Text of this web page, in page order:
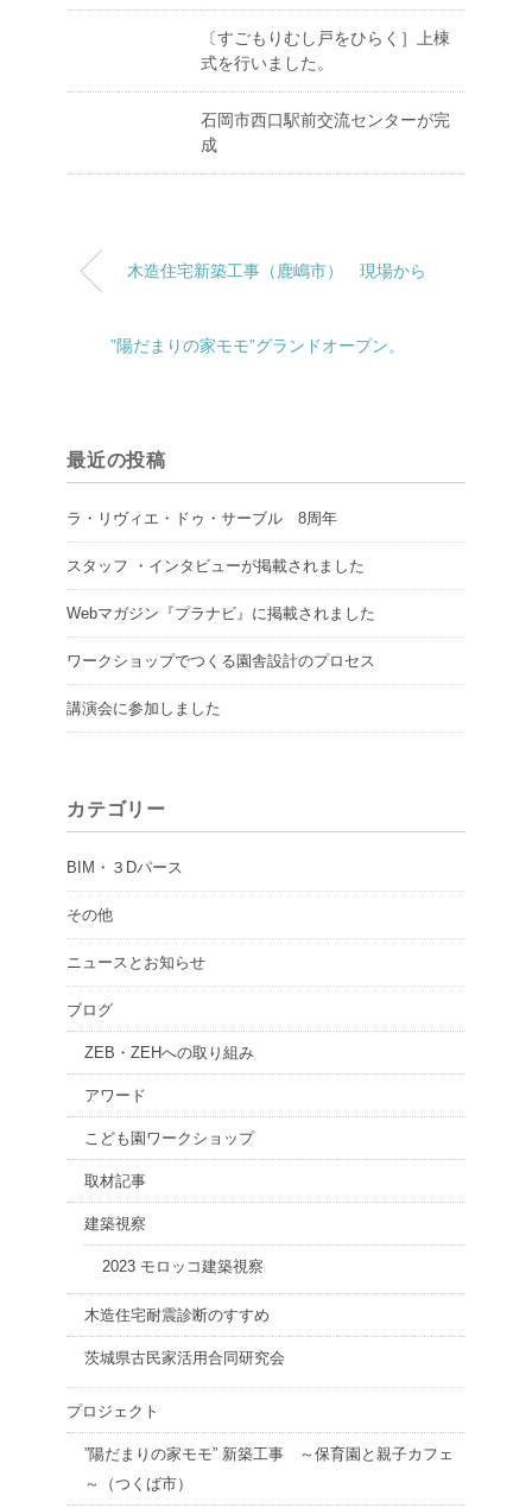
〔すごもりむし戸をひらく］上棟
式を行いました。
石岡市西口駅前交流センターが完
成
木造住宅新築工事（鹿嶋市） 現場から
”陽だまりの家モモ”グランドオープン。
最近の投稿
ラ・リヴィエ・ドゥ・サーブル 8周年
スタッフ ・インタビューが掲載されました
Webマガジン『プラナビ』に掲載されました
ワークショップでつくる園舎設計のプロセス
講演会に参加しました
カテゴリー
BIM・３Dパース
その他
ニュースとお知らせ
ブログ
ZEB・ZEHへの取り組み
アワード
こども園ワークショップ
取材記事
建築視察
2023 モロッコ建築視察
木造住宅耐震診断のすすめ
茨城県古民家活用合同研究会
プロジェクト
”陽だまりの家モモ” 新築工事 ～保育園と親子カフェ
～（つくば市）